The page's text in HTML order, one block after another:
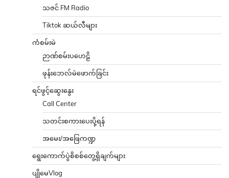
သဇင် FM Radio
Tiktok ဆယ်လီများ
ကံစမ်းမဲ
ဉာဏ်စမ်းပဟေဠိ
ဖုန်းဘေလ်မဲဖောက်ခြင်း
ရင်ဖွင့်ဆွေးနွေး
Call Center
သတင်းစကားပေးပို့ရန်
အမေး/အဖြေကဏ္ဍ
ရွေးကောက်ပွဲစိစစ်တွေ့ရှိချက်များ
ပျိုမေVlog